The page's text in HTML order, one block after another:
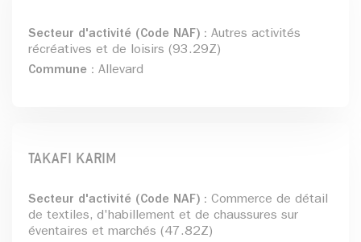
Secteur d'activité (Code NAF) : Autres activités
récréatives et de loisirs (93.29Z)
Commune : Allevard
TAKAFI KARIM
Secteur d'activité (Code NAF) : Commerce de détail
de textiles, d'habillement et de chaussures sur
éventaires et marchés (47.82Z)